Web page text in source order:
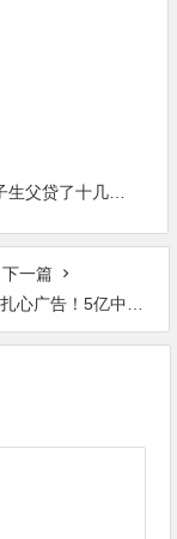
下一篇
！5亿中国家长陷入沉思！